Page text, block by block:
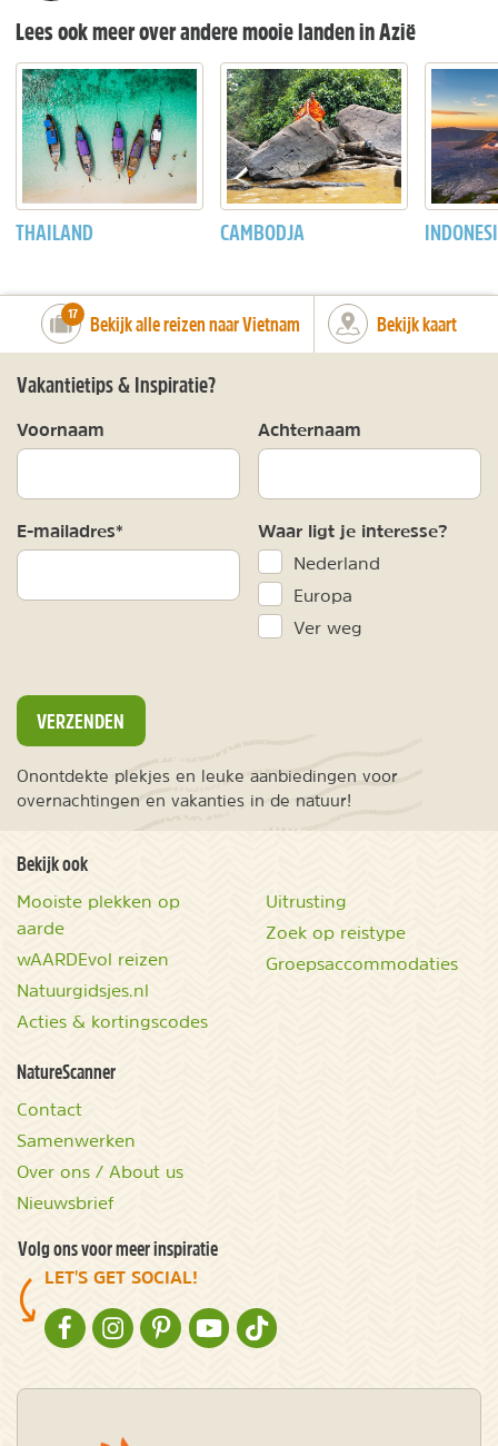
Lees ook meer over andere mooie landen in Azië
THAILAND CAMBODJA
number_of_trips:
17 Bekijk alle reizen naar Vietnam Bekijk kaart
Vakantietips & Inspiratie?
Voornaam Achternaam
E-mailadres* Waar ligt je interesse?
Nederland
Europa
Ver weg
VERZENDEN
Onontdekte plekjes en leuke aanbiedingen voor
overnachtingen en vakanties in de natuur!
Bekijk ook
Mooiste plekken op
aarde
wAARDEvol reizen
Natuurgidsjes.nl
Acties & kortingscodes
Uitrusting
Zoek op reistype
Groepsaccommodaties
NatureScanner
Contact
Samenwerken
Over ons / About us
Nieuwsbrief
Volg ons voor meer inspiratie
LET'S GET SOCIAL!
NATURESCANNER OP FACEBOOK
NATURESCANNER OP INSTAGRAM
NATURESCANNER OP PINTEREST
NATURESCANNER OP YOUTUBE
NATURESCANNER OP TIKTOK